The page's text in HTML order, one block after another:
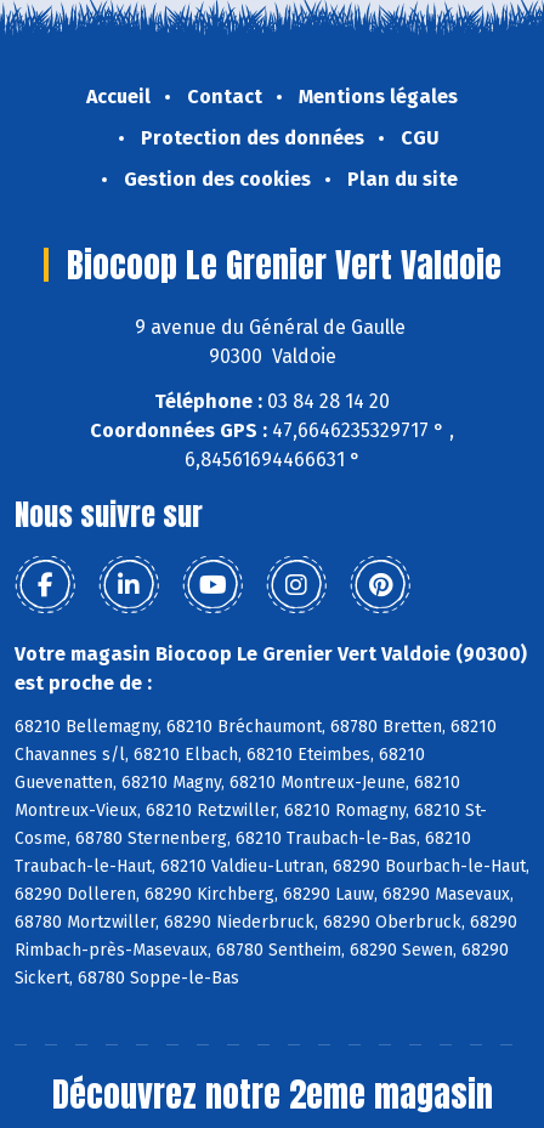
Accueil Contact
Mentions légales
Protection des données
CGU
Gestion des cookies
Plan du site
Biocoop Le Grenier Vert Valdoie
9 avenue du Général de Gaulle
90300 Valdoie
Téléphone : 03 84 28 14 20
Coordonnées GPS : 47,6646235329717 ° ,
6,84561694466631 °
Nous suivre sur
Votre magasin Biocoop Le Grenier Vert Valdoie (90300)
est proche de :
68210 Bellemagny, 68210 Bréchaumont, 68780 Bretten, 68210
Chavannes s/l, 68210 Elbach, 68210 Eteimbes, 68210
Guevenatten, 68210 Magny, 68210 Montreux-Jeune, 68210
Montreux-Vieux, 68210 Retzwiller, 68210 Romagny, 68210 St-
Cosme, 68780 Sternenberg, 68210 Traubach-le-Bas, 68210
Traubach-le-Haut, 68210 Valdieu-Lutran, 68290 Bourbach-le-Haut,
68290 Dolleren, 68290 Kirchberg, 68290 Lauw, 68290 Masevaux,
68780 Mortzwiller, 68290 Niederbruck, 68290 Oberbruck, 68290
Rimbach-près-Masevaux, 68780 Sentheim, 68290 Sewen, 68290
Sickert, 68780 Soppe-le-Bas
Découvrez notre 2eme magasin